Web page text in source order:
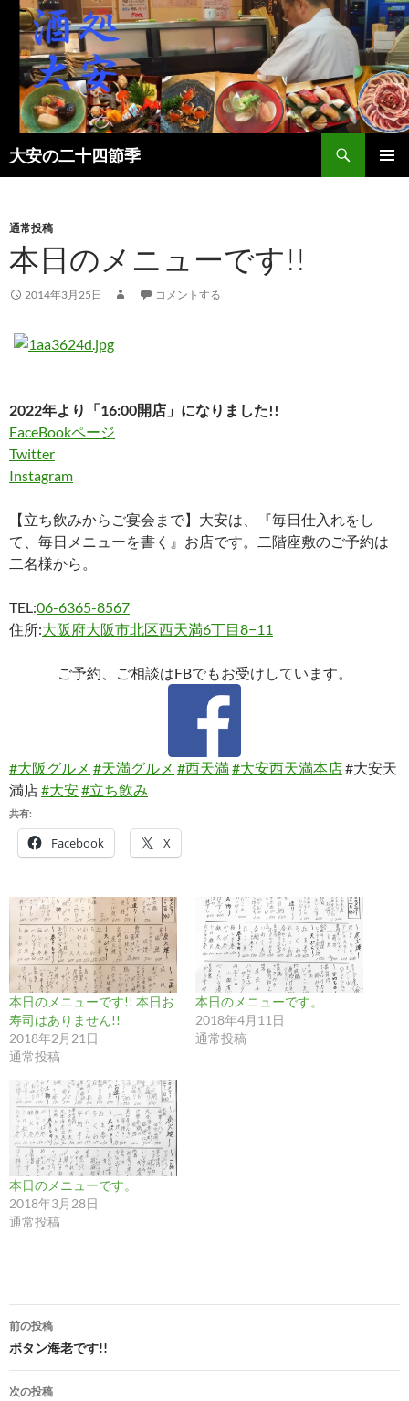
大安の二十四節季
検
索
ン
へ
キ
プ
通常投稿
本日のメニューです!!
2014年3月25日 コメントする
2022年より「16:00開店」になりました!!
FaceBookページ
Twitter
Instagram
【立ち飲みからご宴会まで】大安は、『毎日仕入れをし
て、毎日メニューを書く』お店です。二階座敷のご予約は
二名様から。
TEL:06-6365-8567
住所:大阪府大阪市北区西天満6丁目8−11
ご予約、ご相談はFBでもお受けしています。
#大阪グルメ #天満グルメ #西天満#大安西天満本店#大安天
満店#大安#立ち飲み
共有:
Facebook X
本日のメニューです!! 本日お
寿司はありません!!
2018年2月21日
通常投稿
本日のメニューです。
2018年4月11日
通常投稿
本日のメニューです。
2018年3月28日
通常投稿
投
稿
ナ
前の投稿
ボタン海老です!!
次の投稿